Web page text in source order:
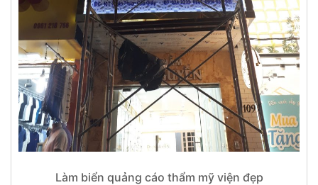
Làm biển quảng cáo thẩm mỹ viện đẹp